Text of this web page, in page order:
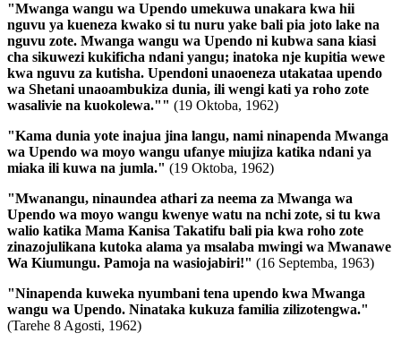
"Mwanga wangu wa Upendo umekuwa unakara kwa hii
nguvu ya kueneza kwako si tu nuru yake bali pia joto lake na
nguvu zote. Mwanga wangu wa Upendo ni kubwa sana kiasi
cha sikuwezi kukificha ndani yangu; inatoka nje kupitia wewe
kwa nguvu za kutisha. Upendoni unaoeneza utakataa upendo
wa Shetani unaoambukiza dunia, ili wengi kati ya roho zote
wasalivie na kuokolewa."" (19 Oktoba, 1962)
"Kama dunia yote inajua jina langu, nami ninapenda Mwanga
wa Upendo wa moyo wangu ufanye miujiza katika ndani ya
miaka ili kuwa na jumla." (19 Oktoba, 1962)
"Mwanangu, ninaundea athari za neema za Mwanga wa
Upendo wa moyo wangu kwenye watu na nchi zote, si tu kwa
walio katika Mama Kanisa Takatifu bali pia kwa roho zote
zinazojulikana kutoka alama ya msalaba mwingi wa Mwanawe
Wa Kiumungu. Pamoja na wasiojabiri!" (16 Septemba, 1963)
"Ninapenda kuweka nyumbani tena upendo kwa Mwanga
wangu wa Upendo. Ninataka kukuza familia zilizotengwa."
(Tarehe 8 Agosti, 1962)